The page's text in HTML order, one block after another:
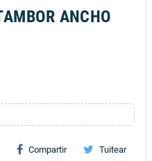
ANCHO
Compartir Tuitear